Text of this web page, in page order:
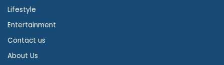
Lifestyle
Entertainment
Contact us
About Us